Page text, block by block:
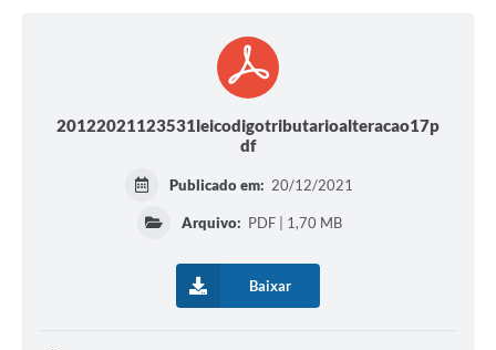
20122021123531leicodigotributarioalteracao17p
df
Publicado em: 20/12/2021
Arquivo: PDF | 1,70 MB
Baixar